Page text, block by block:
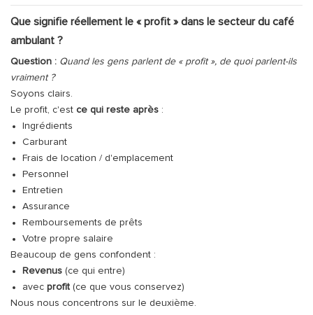
Que signifie réellement le « profit » dans le secteur du café
ambulant ?
Question : Quand les gens parlent de « profit », de quoi parlent-ils
vraiment ?
Soyons clairs.
Le profit, c'est ce qui reste après :
Ingrédients
Carburant
Frais de location / d'emplacement
Personnel
Entretien
Assurance
Remboursements de prêts
Votre propre salaire
Beaucoup de gens confondent :
Revenus(ce qui entre)
avec profit(ce que vous conservez)
Nous nous concentrons sur le deuxième.